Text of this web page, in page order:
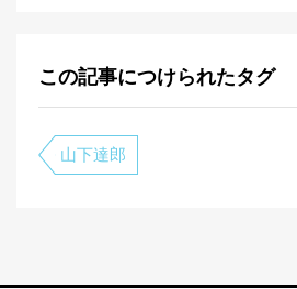
この記事につけられたタグ
山下達郎